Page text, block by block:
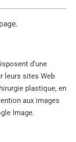
d’une
leurs sites Web
plastique, en
aux images
Image.